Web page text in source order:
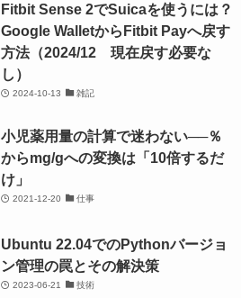
Fitbit Sense 2でSuicaを使うには？
Google WalletからFitbit Payへ戻す
方法（2024/12 現在戻す必要な
し）
2024-10-13 雑記
小児薬用量の計算で迷わない──％
からmg/gへの変換は「10倍するだ
け」
2021-12-20 仕事
Ubuntu 22.04でのPythonバージョ
ン管理の罠とその解決策
2023-06-21 技術